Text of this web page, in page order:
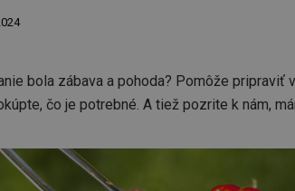
bola zábava a pohoda? Pomôže pripraviť
čo je potrebné. A tiež pozrite k nám,